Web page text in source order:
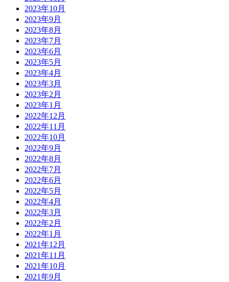
2023年10月
2023年9月
2023年8月
2023年7月
2023年6月
2023年5月
2023年4月
2023年3月
2023年2月
2023年1月
2022年12月
2022年11月
2022年10月
2022年9月
2022年8月
2022年7月
2022年6月
2022年5月
2022年4月
2022年3月
2022年2月
2022年1月
2021年12月
2021年11月
2021年10月
2021年9月